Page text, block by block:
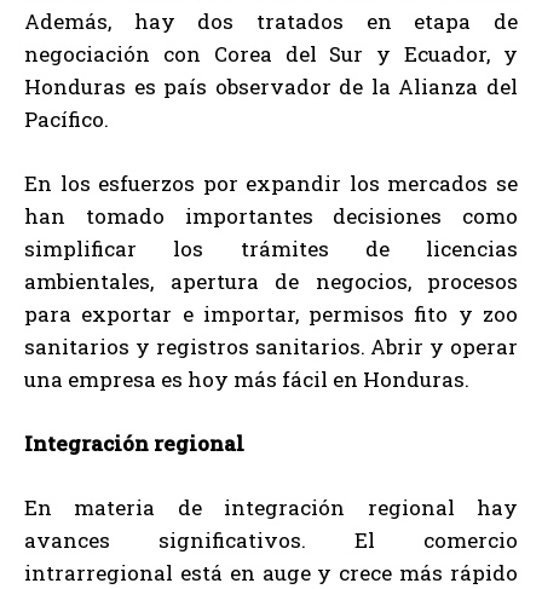
Además, hay dos tratados en etapa de
negociación con Corea del Sur y Ecuador, y
Honduras es país observador de la Alianza del
Pacífico.
En los esfuerzos por expandir los mercados se
han tomado importantes decisiones como
simplificar los trámites de licencias
ambientales, apertura de negocios, procesos
para exportar e importar, permisos fito y zoo
sanitarios y registros sanitarios. Abrir y operar
una empresa es hoy más fácil en Honduras.
Integración regional
En materia de integración regional hay
avances significativos. El comercio
intrarregional está en auge y crece más rápido